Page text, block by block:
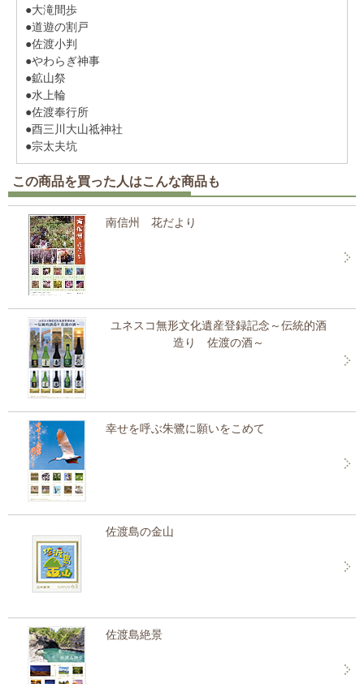
●大滝間歩
●道遊の割戸
●佐渡小判
●やわらぎ神事
●鉱山祭
●水上輪
●佐渡奉行所
●酉三川大山祗神社
●宗太夫坑
この商品を買った人はこんな商品も
南信州 花だより
ユネスコ無形文化遺産登録記念～伝統的酒
造り 佐渡の酒～
幸せを呼ぶ朱鷺に願いをこめて
佐渡島の金山
佐渡島絶景